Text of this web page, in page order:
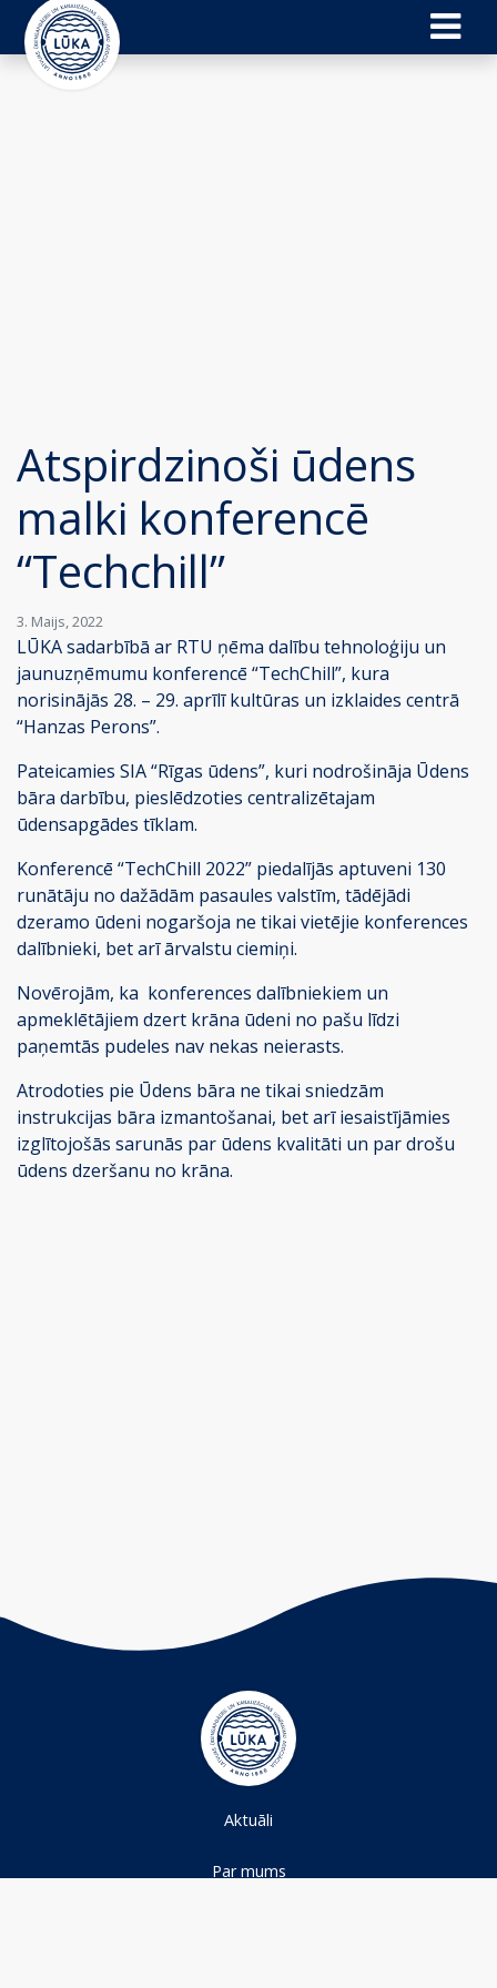
Atspirdzinoši ūdens
malki konferencē
“Techchill”
3. Maijs, 2022
LŪKA sadarbībā ar RTU ņēma dalību tehnoloģiju un
jaunuzņēmumu konferencē “TechChill”, kura
norisinājās 28. – 29. aprīlī kultūras un izklaides centrā
“Hanzas Perons”.
Pateicamies SIA “Rīgas ūdens”, kuri nodrošināja Ūdens
bāra darbību, pieslēdzoties centralizētajam
ūdensapgādes tīklam.
Konferencē “TechChill 2022” piedalījās aptuveni 130
runātāju no dažādām pasaules valstīm, tādējādi
dzeramo ūdeni nogaršoja ne tikai vietējie konferences
dalībnieki, bet arī ārvalstu ciemiņi.
Novērojām, ka konferences dalībniekiem un
apmeklētājiem dzert krāna ūdeni no pašu līdzi
paņemtās pudeles nav nekas neierasts.
Atrodoties pie Ūdens bāra ne tikai sniedzām
instrukcijas bāra izmantošanai, bet arī iesaistījāmies
izglītojošās sarunās par ūdens kvalitāti un par drošu
ūdens dzeršanu no krāna.
Aktuāli
Par mums